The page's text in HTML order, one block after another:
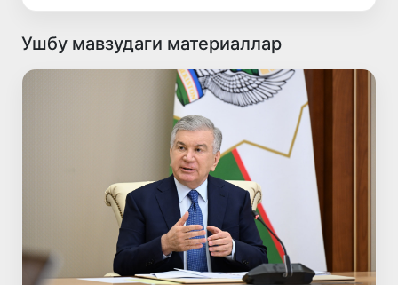
Ушбу мавзудаги материаллар